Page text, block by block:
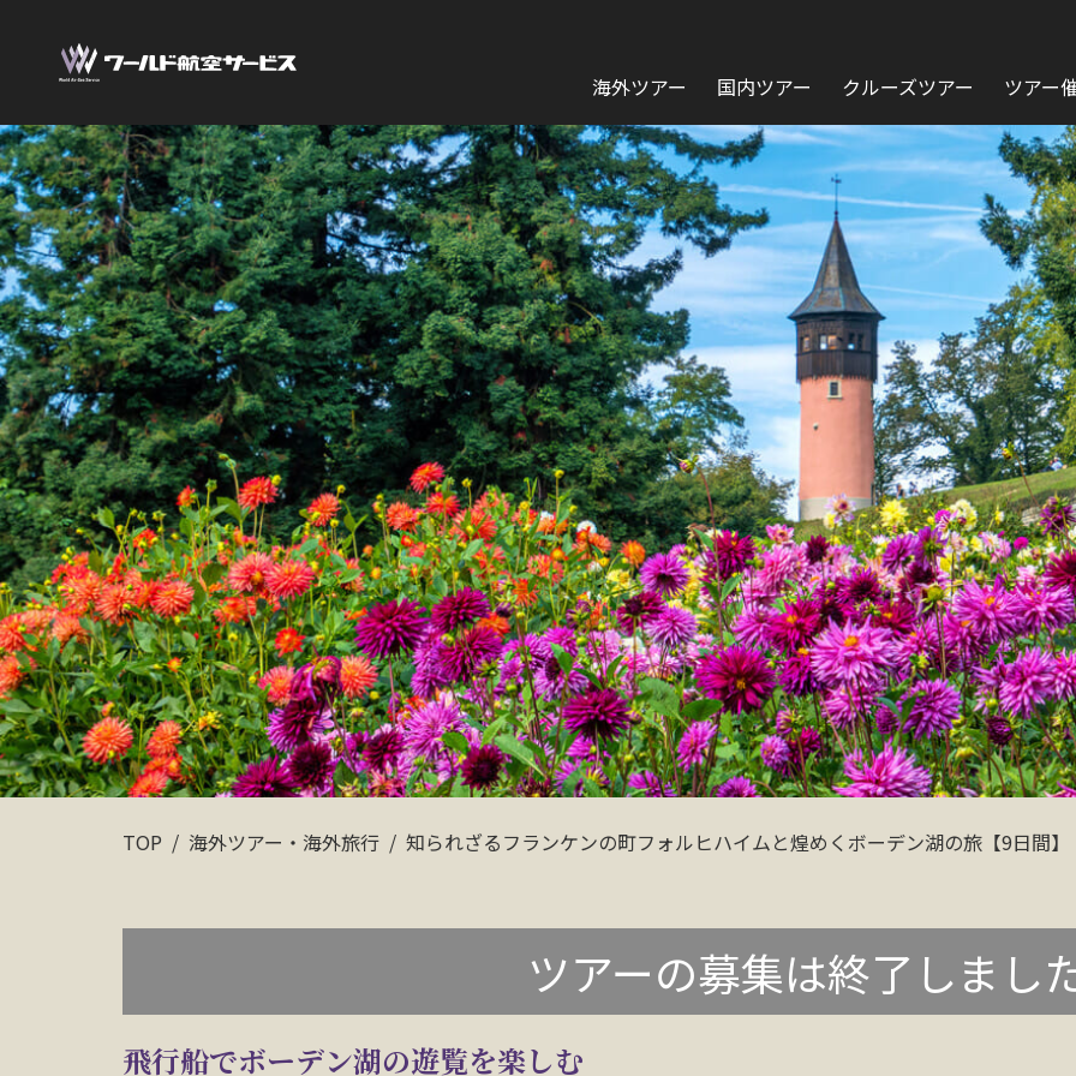
海外ツアー 国内ツアー クルーズツアー ツアー
TOP 海外ツアー・海外旅行 知られざるフランケンの町フォルヒハイムと煌めくボーデン湖の旅【9日間】
ツアーの募集は終了しまし
飛行船でボーデン湖の遊覧を楽しむ